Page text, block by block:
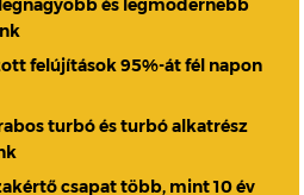
és legmodernebb
felújítások 95%-át fél napon
turbó és turbó alkatrész
csapat több, mint 10 év